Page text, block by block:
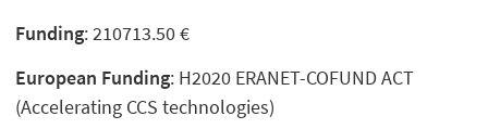
Funding: 210713.50 €
European Funding: H2020 ERANET-COFUND ACT
(Accelerating CCS technologies)